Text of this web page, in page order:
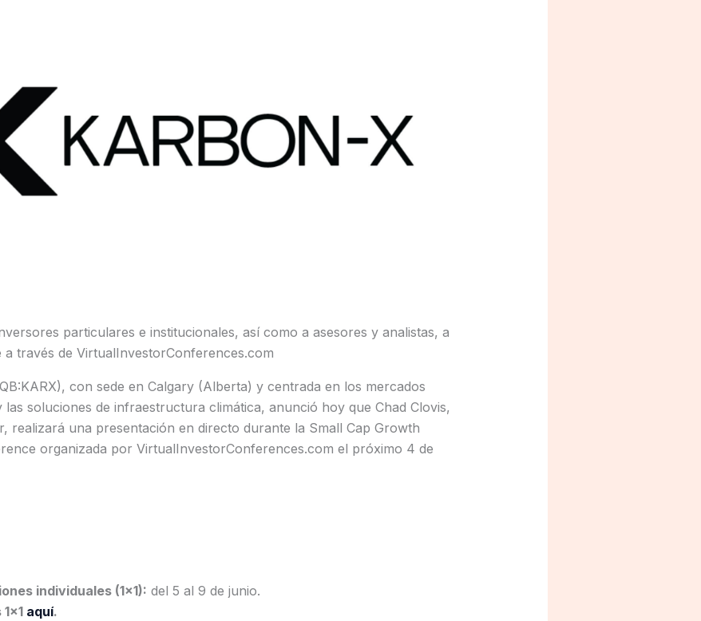
particulares e institucionales, así como a asesores y analistas, a
a través de VirtualInvestorConferences.com
con sede en Calgary (Alberta) y centrada en los mercados
soluciones de infraestructura climática, anunció hoy que Chad Clovis,
realizará una presentación en directo durante la Small Cap Growth
organizada por VirtualInvestorConferences.com el próximo 4 de
individuales (1×1): del 5 al 9 de junio.
aquí.